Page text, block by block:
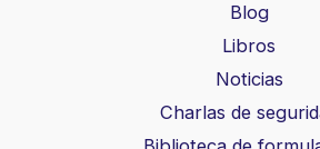
Blog
Libros
Noticias
Charlas de